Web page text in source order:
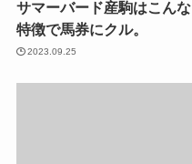
サマーバード産駒はこんな
特徴で馬券にクル。
2023.09.25